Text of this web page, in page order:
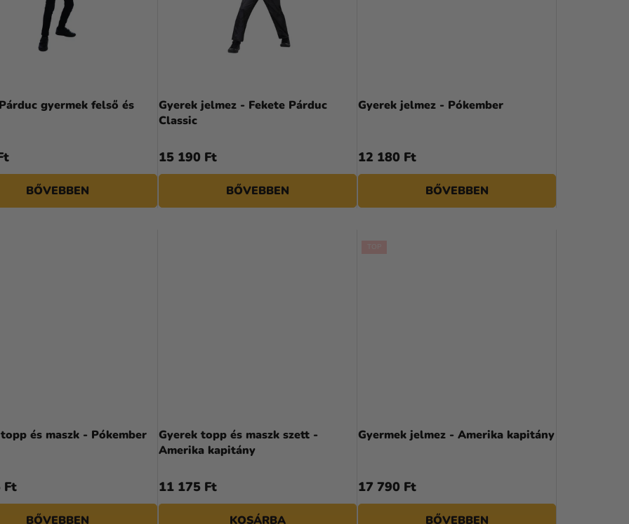
N
Z
É
Párduc gyermek felső és
BŐVEBBEN
Gyerek jelmez - Fekete Párduc
Classic
15 190 Ft
BŐVEBBEN
Gyerek jelmez - Pókember
12 180 Ft
BŐVEBBEN
topp és maszk - Pókember
Ft
BŐVEBBEN
Gyerek topp és maszk szett -
Amerika kapitány
11 175 Ft
KOSÁRBA
Gyermek jelmez - Amerika kapitány
17 790 Ft
BŐVEBBEN